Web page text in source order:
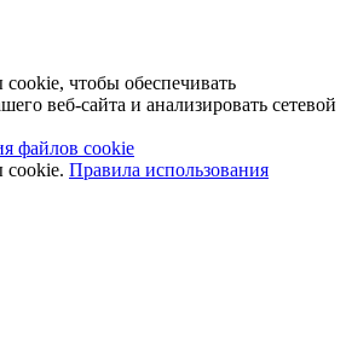
чтобы обеспечивать
веб-сайта и анализировать сетевой
файлов cookie
Правила использования